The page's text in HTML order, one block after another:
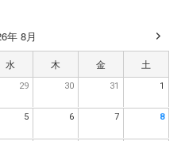
年 8月
水 木 金 土
29 30 31 1
5 6 7 8